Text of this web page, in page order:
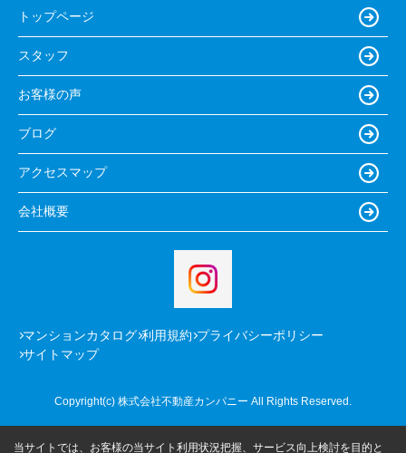
トップページ
スタッフ
お客様の声
ブログ
アクセスマップ
会社概要
マンションカタログ 利用規約 プライバシーポリシー
サイトマップ
Copyright(c) 株式会社不動産カンパニー All Rights Reserved.
当サイトでは、お客様の当サイト利用状況把握、サービス向上検討を目的と